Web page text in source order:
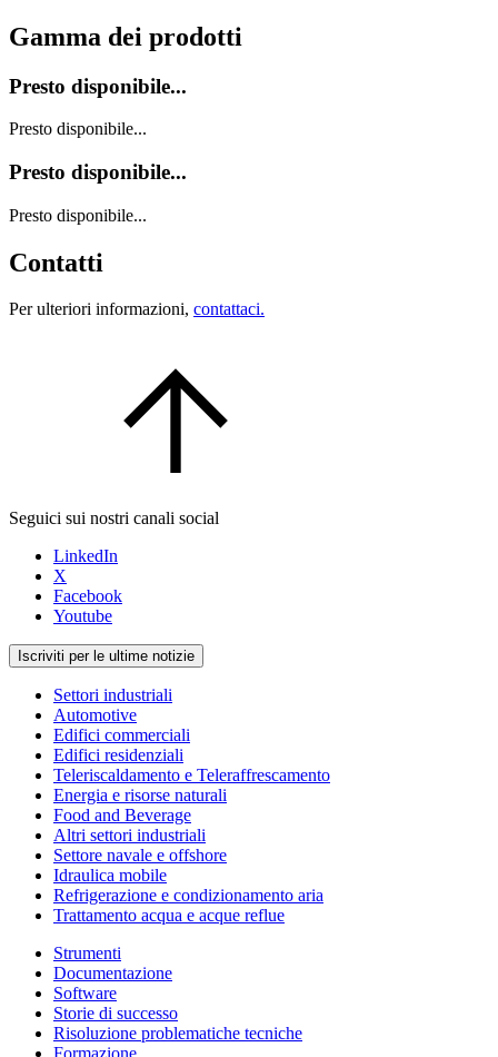
Gamma dei prodotti
Presto disponibile...
Presto disponibile...
Presto disponibile...
Presto disponibile...
Contatti
Per ulteriori informazioni, contattaci.
Seguici sui nostri canali social
LinkedIn
X
Facebook
Youtube
Iscriviti per le ultime notizie
Settori industriali
Automotive
Edifici commerciali
Edifici residenziali
Teleriscaldamento e Teleraffrescamento
Energia e risorse naturali
Food and Beverage
Altri settori industriali
Settore navale e offshore
Idraulica mobile
Refrigerazione e condizionamento aria
Trattamento acqua e acque reflue
Strumenti
Documentazione
Software
Storie di successo
Risoluzione problematiche tecniche